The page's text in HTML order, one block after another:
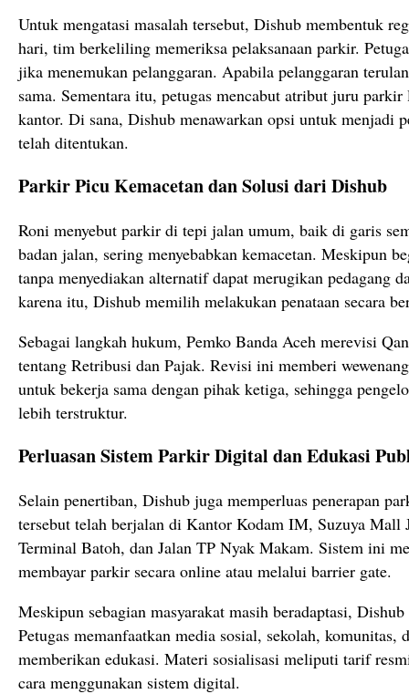
Untuk mengatasi masalah tersebut, Dishub membentuk
hari, tim berkeliling memeriksa pelaksanaan parkir.
jika menemukan pelanggaran. Apabila pelanggaran
sama. Sementara itu, petugas mencabut atribut juru
kantor. Di sana, Dishub menawarkan opsi untuk menjadi
telah ditentukan.
Parkir Picu Kemacetan dan Solusi dari Dishub
Roni menyebut parkir di tepi jalan umum, baik di garis
badan jalan, sering menyebabkan kemacetan. Meskipun
tanpa menyediakan alternatif dapat merugikan pedagang
karena itu, Dishub memilih melakukan penataan secara
Sebagai langkah hukum, Pemko Banda Aceh merevisi
tentang Retribusi dan Pajak. Revisi ini memberi
untuk bekerja sama dengan pihak ketiga, sehingga
lebih terstruktur.
Perluasan Sistem Parkir Digital dan Edukasi
Selain penertiban, Dishub juga memperluas penerapan
tersebut telah berjalan di Kantor Kodam IM, Suzuya Mall
Terminal Batoh, dan Jalan TP Nyak Makam. Sistem ini
membayar parkir secara online atau melalui barrier gate.
Meskipun sebagian masyarakat masih beradaptasi,
Petugas memanfaatkan media sosial, sekolah, komunitas,
memberikan edukasi. Materi sosialisasi meliputi tarif
cara menggunakan sistem digital.